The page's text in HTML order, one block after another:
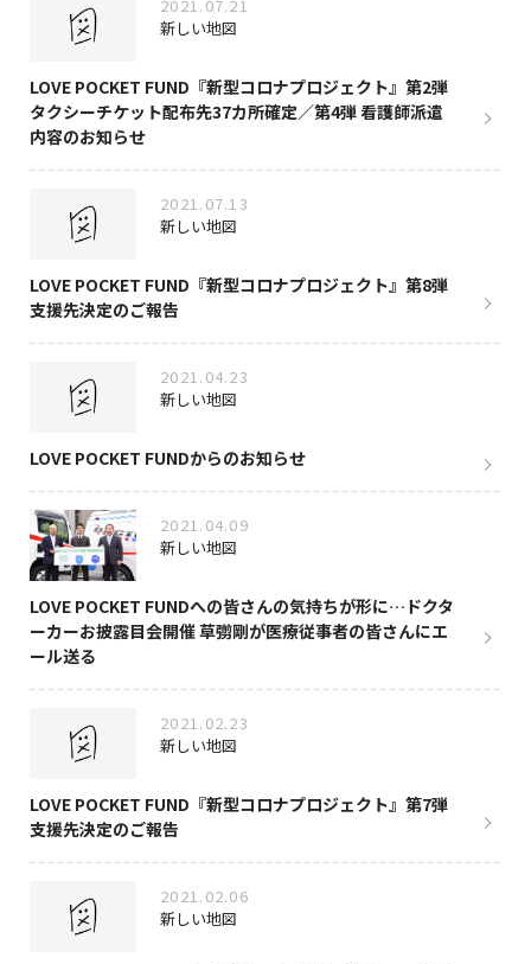
CHIZULOG
FAQ
メールマガジン登録/解除
2021.07.21
新しい地図
LOVE POCKET FUND『新型コロナプロジェクト』第2弾
タクシーチケット配布先37カ所確定／第4弾 看護師派遣
内容のお知らせ
2021.07.13
新しい地図
LOVE POCKET FUND『新型コロナプロジェクト』第8弾
支援先決定のご報告
2021.04.23
新しい地図
LOVE POCKET FUNDからのお知らせ
2021.04.09
新しい地図
LOVE POCKET FUNDへの皆さんの気持ちが形に…ドクタ
ーカーお披露目会開催 草彅剛が医療従事者の皆さんにエ
ール送る
2021.02.23
新しい地図
LOVE POCKET FUND『新型コロナプロジェクト』第7弾
支援先決定のご報告
2021.02.06
新しい地図